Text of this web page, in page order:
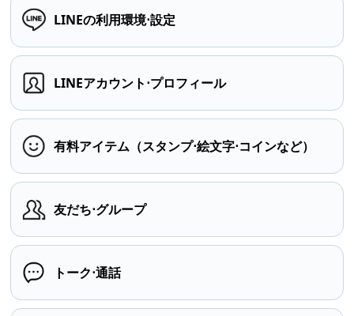
LINEの利用環境⋅設定
LINEアカウント⋅プロフィール
有料アイテム（スタンプ⋅絵文字⋅コインなど）
友だち⋅グループ
トーク⋅通話